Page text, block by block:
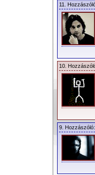
11.
10.
9. Hozzászóló: